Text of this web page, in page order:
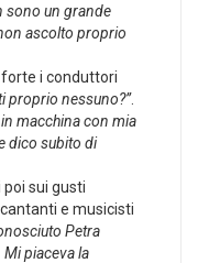
sono un grande
ascolto proprio
i conduttori
proprio nessuno?”.
macchina con mia
dico subito di
sui gusti
e musicisti
Petra
piaceva la